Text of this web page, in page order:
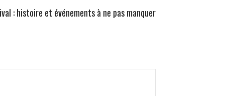
: histoire et événements à ne pas manquer